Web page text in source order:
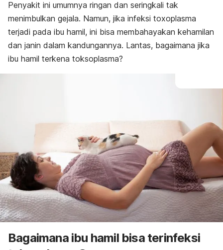
Penyakit ini umumnya ringan dan seringkali tak
menimbulkan gejala. Namun, jika infeksi toxoplasma
terjadi pada ibu hamil, ini bisa membahayakan kehamilan
dan janin dalam kandungannya. Lantas, bagaimana jika
ibu hamil terkena toksoplasma?
Bagaimana ibu hamil bisa terinfeksi